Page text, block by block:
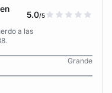
5.0/5
a las
Grande